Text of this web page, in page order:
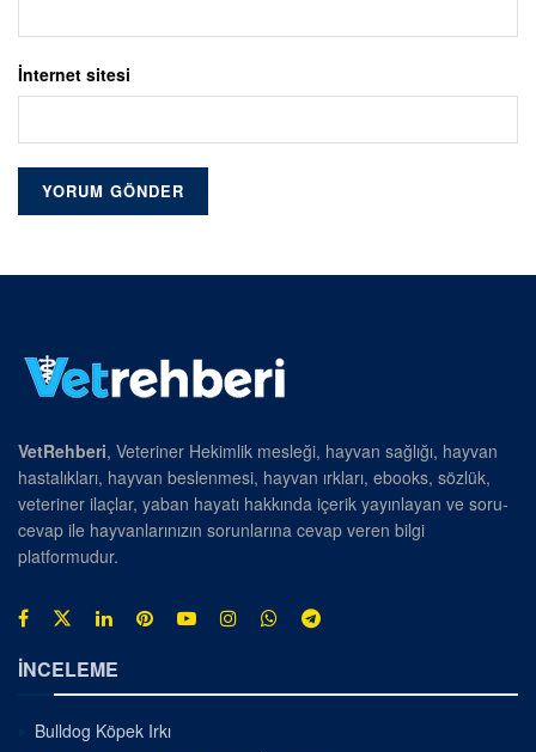
İnternet sitesi
VetRehberi, Veteriner Hekimlik mesleği, hayvan sağlığı, hayvan
hastalıkları, hayvan beslenmesi, hayvan ırkları, ebooks, sözlük,
veteriner ilaçlar, yaban hayatı hakkında içerik yayınlayan ve soru-
cevap ile hayvanlarınızın sorunlarına cevap veren bilgi
platformudur.
İNCELEME
Bulldog Köpek Irkı